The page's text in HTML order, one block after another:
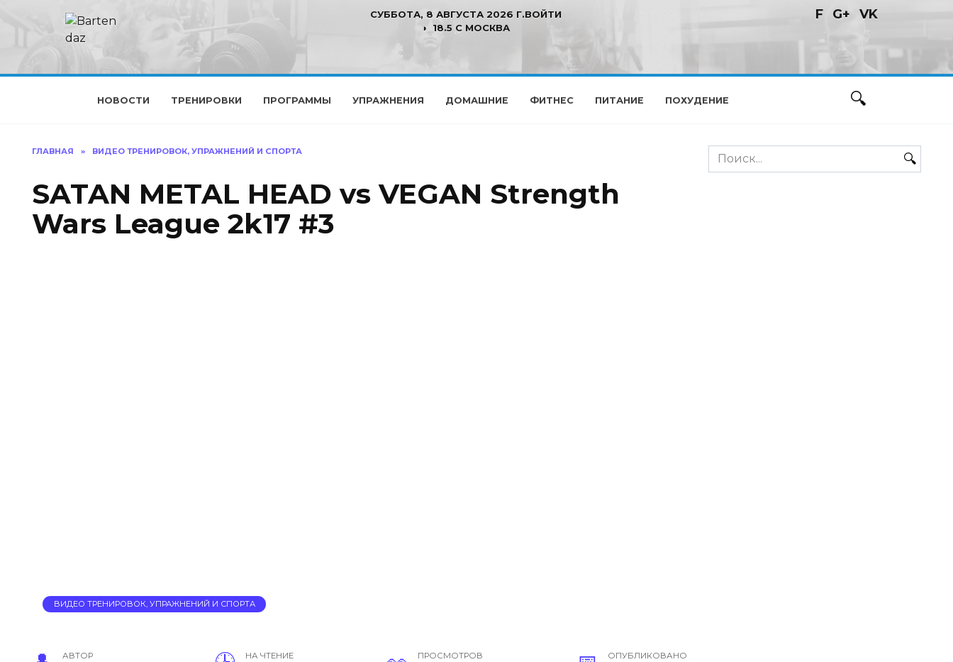
содержанию
СУББОТА, 8 АВГУСТА 2026 Г.ВОЙТИ
18.5 C МОСКВА
F G+ VK
НОВОСТИ ТРЕНИРОВКИ ПРОГРАММЫ УПРАЖНЕНИЯ ДОМАШНИЕ ФИТНЕС ПИТАНИЕ ПОХУДЕНИЕ
ГЛАВНАЯ » ВИДЕО ТРЕНИРОВОК, УПРАЖНЕНИЙ И СПОРТА
SATAN METAL HEAD vs VEGAN Strength
Wars League 2k17 #3
ВИДЕО ТРЕНИРОВОК, УПРАЖНЕНИЙ И СПОРТА
АВТОР НА ЧТЕНИЕ ПРОСМОТРОВ ОПУБЛИКОВАНО
Search
for: